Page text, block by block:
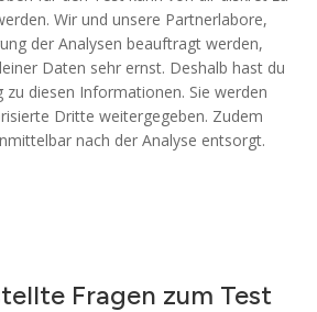
Wir und unsere Partnerlabore,
der Analysen beauftragt werden,
Daten sehr ernst. Deshalb hast du
zu diesen Informationen. Sie werden
Dritte weitergegeben. Zudem
nach der Analyse entsorgt.
Fragen zum Test